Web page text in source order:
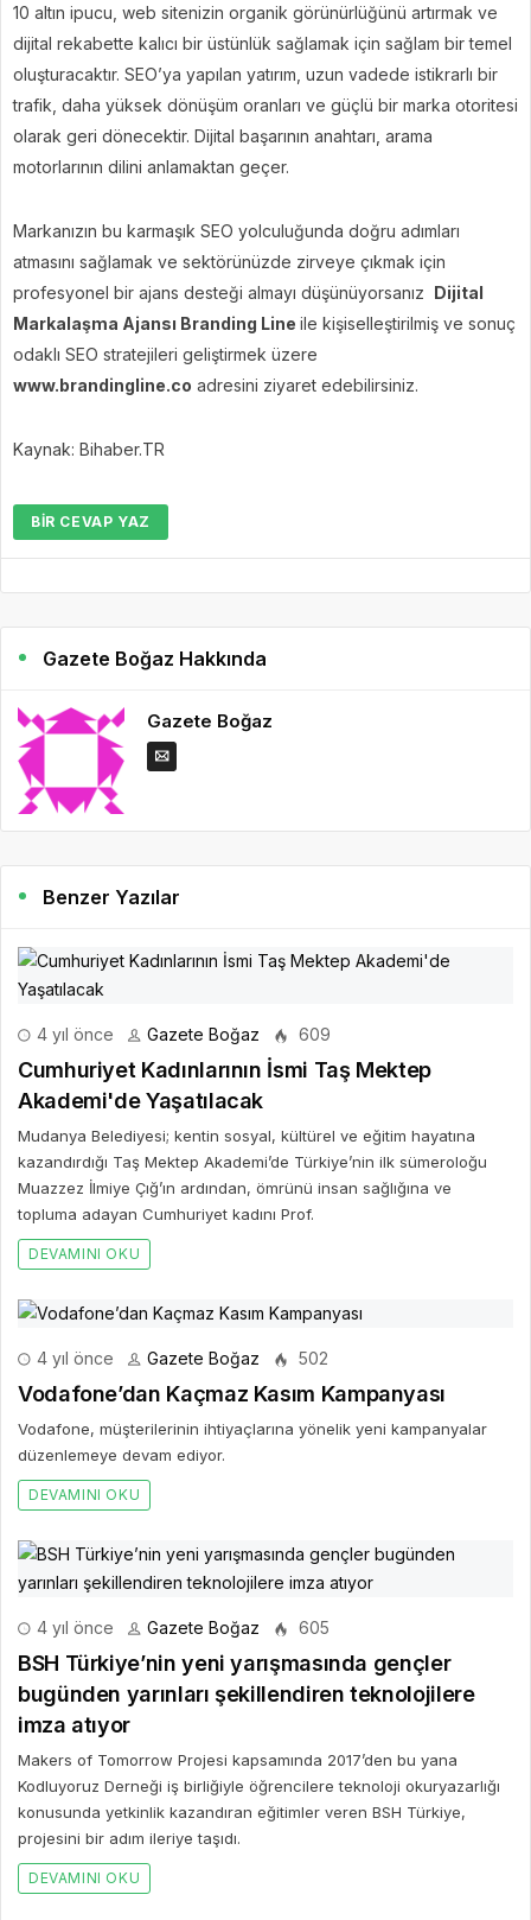
10 altın ipucu, web sitenizin organik görünürlüğünü artırmak ve
dijital rekabette kalıcı bir üstünlük sağlamak için sağlam bir temel
oluşturacaktır. SEO’ya yapılan yatırım, uzun vadede istikrarlı bir
trafik, daha yüksek dönüşüm oranları ve güçlü bir marka otoritesi
olarak geri dönecektir. Dijital başarının anahtarı, arama
motorlarının dilini anlamaktan geçer.
Markanızın bu karmaşık SEO yolculuğunda doğru adımları
atmasını sağlamak ve sektörünüzde zirveye çıkmak için
profesyonel bir ajans desteği almayı düşünüyorsanız Dijital
Markalaşma Ajansı Branding Line ile kişiselleştirilmiş ve sonuç
odaklı SEO stratejileri geliştirmek üzere
www.brandingline.co adresini ziyaret edebilirsiniz.
Kaynak: Bihaber.TR
BIR CEVAP YAZ
Gazete Boğaz Hakkında
Gazete Boğaz
Benzer Yazılar
4 yıl önce Gazete Boğaz 609
Cumhuriyet Kadınlarının İsmi Taş Mektep
Akademi'de Yaşatılacak
Mudanya Belediyesi; kentin sosyal, kültürel ve eğitim hayatına
kazandırdığı Taş Mektep Akademi’de Türkiye’nin ilk sümeroloğu
Muazzez İlmiye Çığ’ın ardından, ömrünü insan sağlığına ve
topluma adayan Cumhuriyet kadını Prof.
DEVAMINI OKU
4 yıl önce Gazete Boğaz 502
Vodafone’dan Kaçmaz Kasım Kampanyası
Vodafone, müşterilerinin ihtiyaçlarına yönelik yeni kampanyalar
düzenlemeye devam ediyor.
DEVAMINI OKU
4 yıl önce Gazete Boğaz 605
BSH Türkiye’nin yeni yarışmasında gençler
bugünden yarınları şekillendiren teknolojilere
imza atıyor
Makers of Tomorrow Projesi kapsamında 2017’den bu yana
Kodluyoruz Derneği iş birliğiyle öğrencilere teknoloji okuryazarlığı
konusunda yetkinlik kazandıran eğitimler veren BSH Türkiye,
projesini bir adım ileriye taşıdı.
DEVAMINI OKU